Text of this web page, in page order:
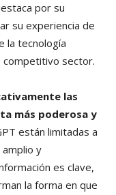
por su
su experiencia de
la tecnología
competitivo sector.
las
más poderosa y
están limitadas a
y
es clave,
la forma en que